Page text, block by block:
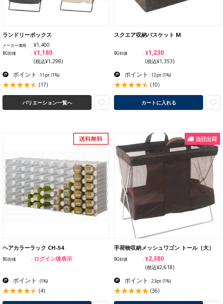
ランドリーボックス
メーカー価格 ¥1,400
BG卸価 ¥1,180
(税込¥1,298)
ポイント : 11pt (1%)
(17)
バリエーション一覧へ
スクエア収納バスケット M
BG卸価 ¥1,230
(税込¥1,353)
ポイント : 12pt (1%)
(10)
カートに入れる
ヘアカラーラック CH-54
BG卸価 ログイン後表示
ポイント :(1%)
(4)
手荷物収納メッシュワゴン トール（大）
BG卸価 ¥2,380
(税込¥2,618)
ポイント : 23pt (1%)
(36)